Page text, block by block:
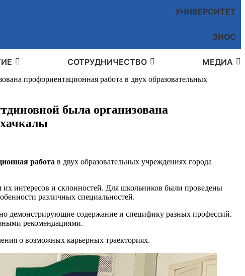
УНИВЕРСИТЕТ
ЭИОС
СОТРУДНИЧЕСТВО МЕДИА
профориентационная работа в двух образовательных
была организована
работа в двух образовательных учреждениях города
интересов и склонностей. Для школьников были проведены
различных специальностей.
демонстрирующие содержание и специфику разных профессий.
рекомендациями.
о возможных карьерных траекториях.